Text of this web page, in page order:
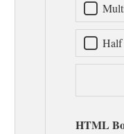
Half
HTML